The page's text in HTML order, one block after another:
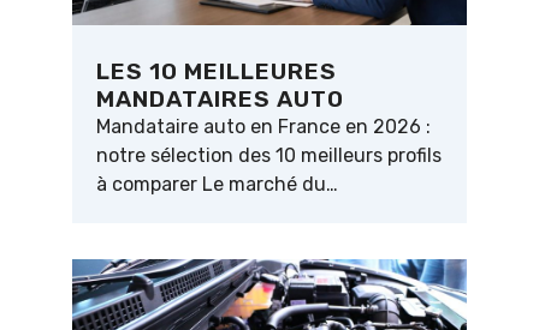
LES 10 MEILLEURES
MANDATAIRES AUTO
Mandataire auto en France en 2026 :
notre sélection des 10 meilleurs profils
à comparer Le marché du…